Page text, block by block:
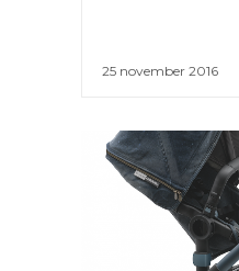
25 november 2016